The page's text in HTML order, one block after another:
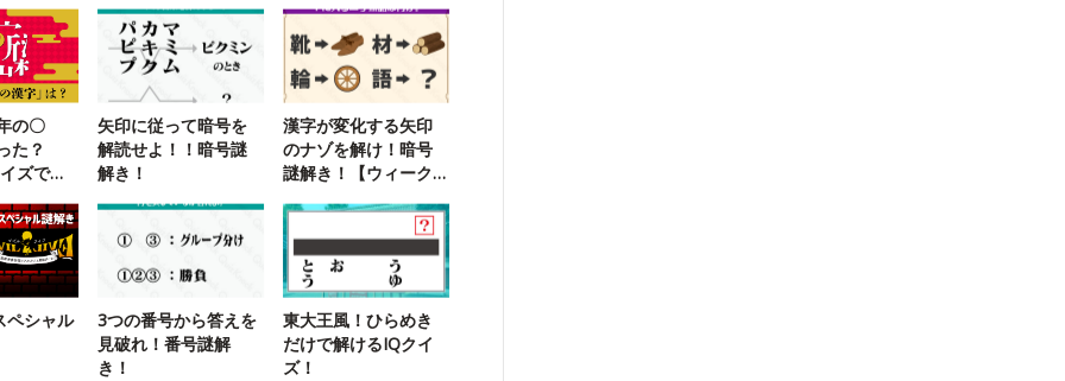
の〇
た？
ズで振
矢印に従って暗号を
解読せよ！！暗号謎
解き！
漢字が変化する矢印
のナゾを解け！暗号
謎解き！【ウィーク
ペシャル
3つの番号から答えを
見破れ！番号謎解
き！
東大王風！ひらめき
だけで解けるIQクイ
ズ！